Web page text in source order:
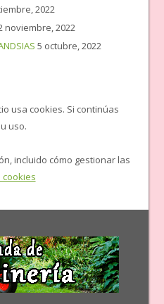
2022
noviembre, 2022
5 octubre, 2022
usa cookies. Si continúas
uso.
incluido cómo gestionar las
cookies